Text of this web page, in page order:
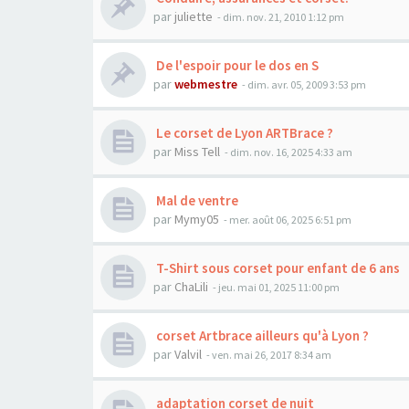
par juliette - dim. nov. 21, 2010 1:12 pm
De l'espoir pour le dos en S
parwebmestre - dim. avr. 05, 2009 3:53 pm
Le corset de Lyon ARTBrace ?
par Miss Tell - dim. nov. 16, 2025 4:33 am
Mal de ventre
par Mymy05 - mer. août 06, 2025 6:51 pm
T-Shirt sous corset pour enfant de 6 ans
par ChaLili - jeu. mai 01, 2025 11:00 pm
corset Artbrace ailleurs qu'à Lyon ?
parValvil - ven. mai 26, 2017 8:34 am
adaptation corset de nuit